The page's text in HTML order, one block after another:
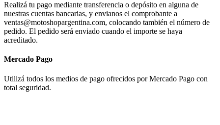
Realizá tu pago mediante transferencia o depósito en alguna de
nuestras cuentas bancarias, y envianos el comprobante a
ventas@motoshopargentina.com, colocando también el número de
pedido. El pedido será enviado cuando el importe se haya
acreditado.
Mercado Pago
Utilizá todos los medios de pago ofrecidos por Mercado Pago con
total seguridad.